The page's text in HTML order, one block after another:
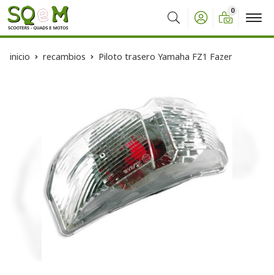
Buscar
0
inicio recambios Piloto trasero Yamaha FZ1 Fazer